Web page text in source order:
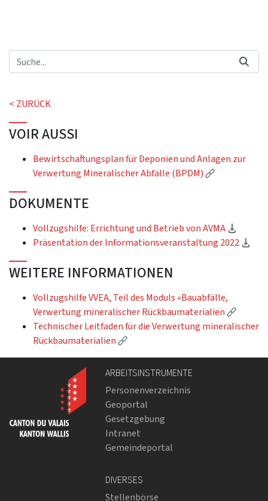
< ZURÜCK
VOIR AUSSI
Bewirtschaftungsplan für Deponien und Anlagen zur
Verwertung Mineralischer Abfälle (BPDM)
(Externer
DOKUMENTE
Vollzugshilfe: Errichtung und Betrieb von AVMA
Präsentation der Informationsveranstaltung 2022
WEITERE INFORMATIONEN
Vollzugshilfe VVEA, Teil des Moduls «Bauabfälle,
Verwertung mineralischer Rückbaumaterialien
Technischer Leitfaden für die Verwertung mineralischer
Rückbaumaterialien
(Externer Link)
ARBEITSINSTRUMENTE
Personenverzeichnis
Geoportal
Gesetzgebung
Intranet
Gemeindeportal
DIVERSES
Stellenbörse